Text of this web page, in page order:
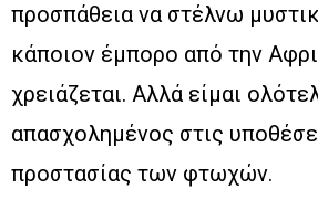
προσπάθεια να στέλνω
κάποιον έμπορο από την
χρειάζεται. Αλλά είμαι
απασχολημένος στις
προστασίας των φτωχών.